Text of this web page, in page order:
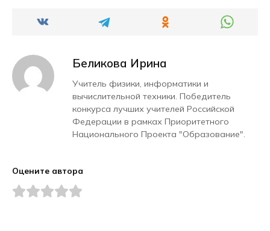
Беликова Ирина
Учитель физики, информатики и
вычислительной техники. Победитель
конкурса лучших учителей Российской
Федерации в рамках Приоритетного
Национального Проекта "Образование".
Оцените автора